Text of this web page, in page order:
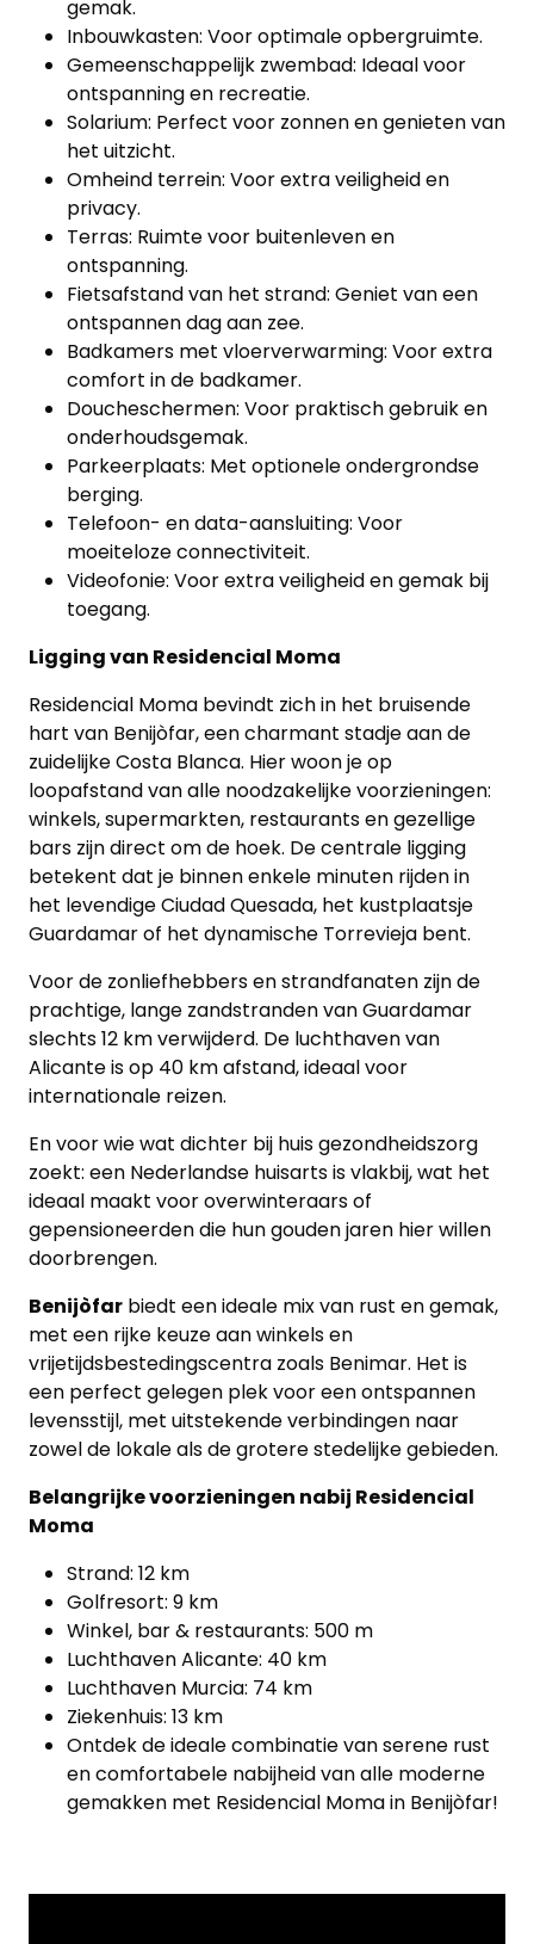
gemak.
Inbouwkasten: Voor optimale opbergruimte.
Gemeenschappelijk zwembad: Ideaal voor
ontspanning en recreatie.
Solarium: Perfect voor zonnen en genieten van
het uitzicht.
Omheind terrein: Voor extra veiligheid en
privacy.
Terras: Ruimte voor buitenleven en
ontspanning.
Fietsafstand van het strand: Geniet van een
ontspannen dag aan zee.
Badkamers met vloerverwarming: Voor extra
comfort in de badkamer.
Doucheschermen: Voor praktisch gebruik en
onderhoudsgemak.
Parkeerplaats: Met optionele ondergrondse
berging.
Telefoon- en data-aansluiting: Voor
moeiteloze connectiviteit.
Videofonie: Voor extra veiligheid en gemak bij
toegang.
Ligging van Residencial Moma
Residencial Moma bevindt zich in het bruisende
hart van Benijòfar, een charmant stadje aan de
zuidelijke Costa Blanca. Hier woon je op
loopafstand van alle noodzakelijke voorzieningen:
winkels, supermarkten, restaurants en gezellige
bars zijn direct om de hoek. De centrale ligging
betekent dat je binnen enkele minuten rijden in
het levendige Ciudad Quesada, het kustplaatsje
Guardamar of het dynamische Torrevieja bent.
Voor de zonliefhebbers en strandfanaten zijn de
prachtige, lange zandstranden van Guardamar
slechts 12 km verwijderd. De luchthaven van
Alicante is op 40 km afstand, ideaal voor
internationale reizen.
En voor wie wat dichter bij huis gezondheidszorg
zoekt: een Nederlandse huisarts is vlakbij, wat het
ideaal maakt voor overwinteraars of
gepensioneerden die hun gouden jaren hier willen
doorbrengen.
Benijòfar biedt een ideale mix van rust en gemak,
met een rijke keuze aan winkels en
vrijetijdsbestedingscentra zoals Benimar. Het is
een perfect gelegen plek voor een ontspannen
levensstijl, met uitstekende verbindingen naar
zowel de lokale als de grotere stedelijke gebieden.
Belangrijke voorzieningen nabij Residencial
Moma
Strand: 12 km
Golfresort: 9 km
Winkel, bar & restaurants: 500 m
Luchthaven Alicante: 40 km
Luchthaven Murcia: 74 km
Ziekenhuis: 13 km
Ontdek de ideale combinatie van serene rust
en comfortabele nabijheid van alle moderne
gemakken met Residencial Moma in Benijòfar!